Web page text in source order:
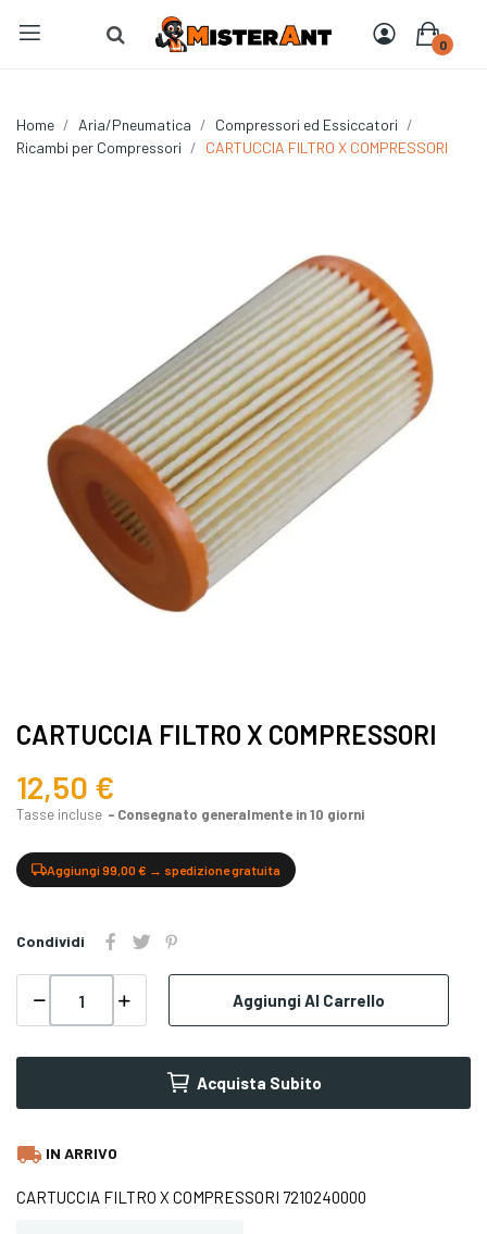
0
Home Aria/Pneumatica
Compressori ed Essiccatori
Ricambi per Compressori
CARTUCCIA FILTRO X COMPRESSORI
CARTUCCIA FILTRO X COMPRESSORI
12,50 €
Tasse incluse Consegnato generalmente in 10 giorni
Aggiungi 99,00 € → spedizione gratuita
Condividi
Aggiungi Al Carrello
Acquista Subito
local_shipping IN ARRIVO
CARTUCCIA FILTRO X COMPRESSORI 7210240000